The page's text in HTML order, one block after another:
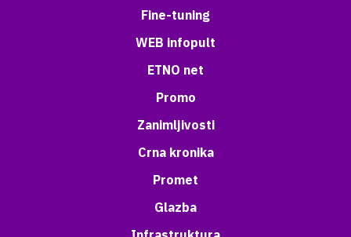
Fine-tuning
WEB infopult
ETNO net
Promo
Zanimljivosti
Crna kronika
Promet
Glazba